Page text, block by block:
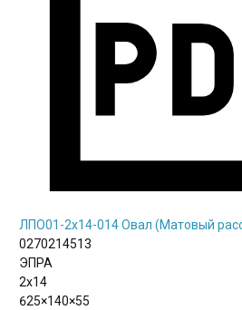
ЛПО01-2х14-014 Овал (Матовый
0270214513
ЭПРА
2х14
625×140×55